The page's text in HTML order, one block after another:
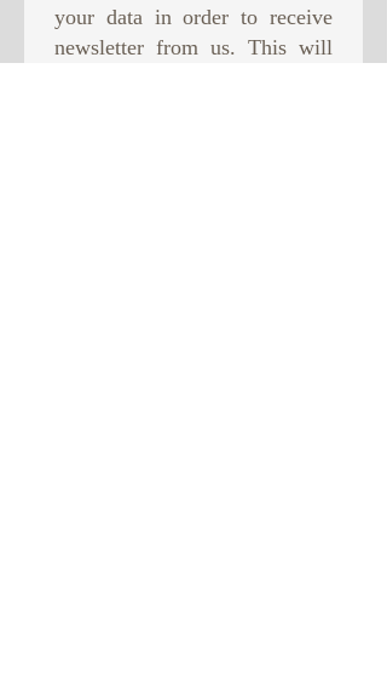
your data in order to receive
newsletter from us. This will